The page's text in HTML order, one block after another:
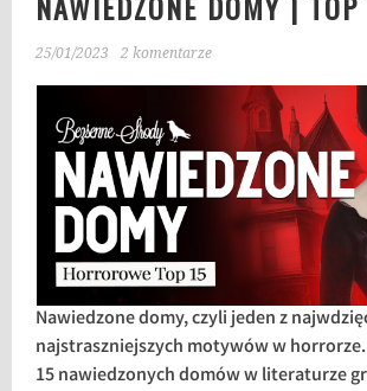
25/01/2023 2 komentarze
Nawiedzone domy, czyli jeden z
najstraszniejszych motywów w horrorze.
15 nawiedzonych domów w literaturze